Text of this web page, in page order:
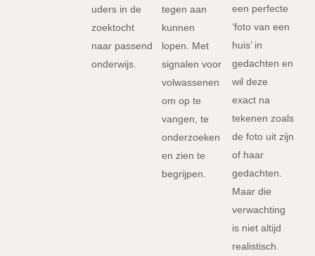
uders in de
zoektocht
naar passend
onderwijs.
tegen aan
kunnen
lopen. Met
signalen voor
volwassenen
om op te
vangen, te
onderzoeken
en zien te
begrijpen.
een perfecte
‘foto van een
huis’ in
gedachten en
wil deze
exact na
tekenen zoals
de foto uit zijn
of haar
gedachten.
Maar die
verwachting
is niet altijd
realistisch.